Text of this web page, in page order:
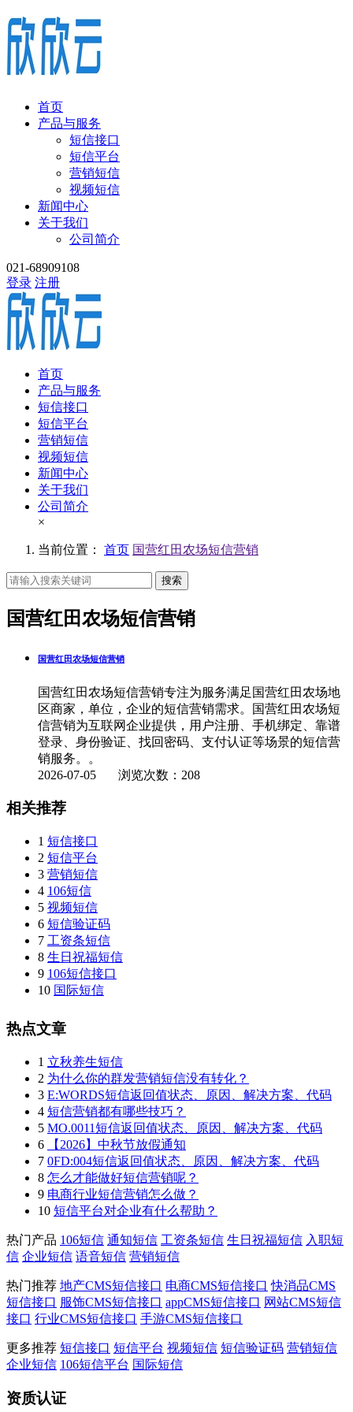
首页
产品与服务
短信接口
短信平台
营销短信
视频短信
新闻中心
关于我们
公司简介
021-68909108
登录 注册
首页
产品与服务
短信接口
短信平台
营销短信
视频短信
新闻中心
关于我们
公司简介
×
当前位置： 首页 国营红田农场短信营销
搜索
国营红田农场短信营销
国营红田农场短信营销
国营红田农场短信营销专注为服务满足国营红田农场地
区商家，单位，企业的短信营销需求。国营红田农场短
信营销为互联网企业提供，用户注册、手机绑定、靠谱
登录、身份验证、找回密码、支付认证等场景的短信营
销服务。。
2026-07-05 浏览次数：208
相关推荐
1 短信接口
2 短信平台
3 营销短信
4 106短信
5 视频短信
6 短信验证码
7 工资条短信
8 生日祝福短信
9 106短信接口
10 国际短信
热点文章
1 立秋养生短信
2 为什么你的群发营销短信没有转化？
3 E:WORDS短信返回值状态、原因、解决方案、代码
4 短信营销都有哪些技巧？
5 MO.0011短信返回值状态、原因、解决方案、代码
6
【2026】中秋节放假通知
7 0FD:004短信返回值状态、原因、解决方案、代码
8 怎么才能做好短信营销呢？
9 电商行业短信营销怎么做？
10 短信平台对企业有什么帮助？
热门产品 106短信 通知短信 工资条短信 生日祝福短信 入职短
信 企业短信 语音短信 营销短信
热门推荐 地产CMS短信接口 电商CMS短信接口 快消品CMS
短信接口 服饰CMS短信接口 appCMS短信接口 网站CMS短信
接口 行业CMS短信接口 手游CMS短信接口
更多推荐 短信接口 短信平台 视频短信 短信验证码 营销短信
企业短信 106短信平台 国际短信
资质认证